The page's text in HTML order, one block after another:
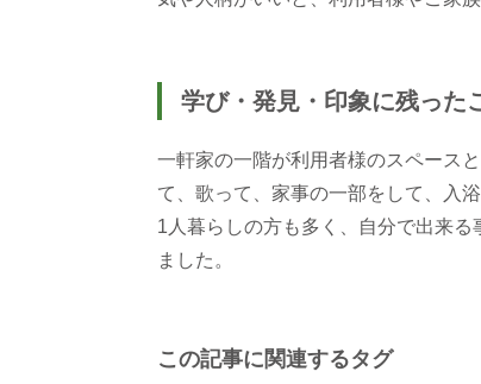
学び・発見・印象に残った
一軒家の一階が利用者様のスペース
て、歌って、家事の一部をして、入
1人暮らしの方も多く、自分で出来
この記事に関連するタグ